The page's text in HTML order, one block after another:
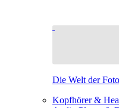
Die Welt der
Kopfhörer &